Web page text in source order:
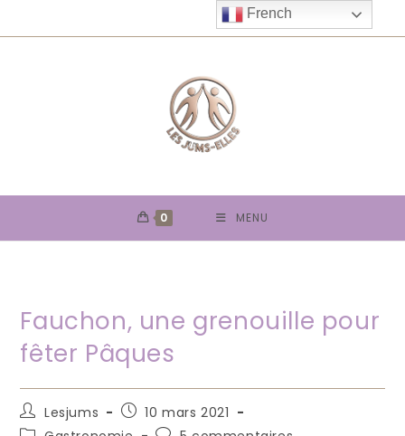
to
0 MENU
Fauchon, une grenouille pour
fêter Pâques
Auteur/autrice
de
Lesjums
Publication
publiée :
10 mars 2021
French